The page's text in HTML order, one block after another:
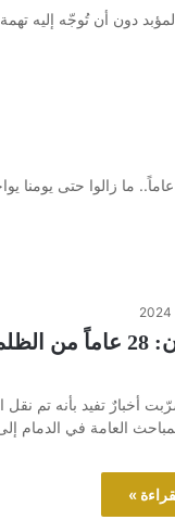
دون أن تُوجّه إليه
ما زالوا حتى يومنا
المنسيون: 28 عاماً
أخبارٌ تفيد بأنه تم نقل
العامة في الدمام
»